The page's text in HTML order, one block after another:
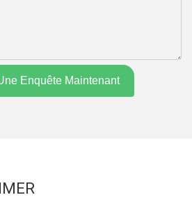
Enquête Maintenant